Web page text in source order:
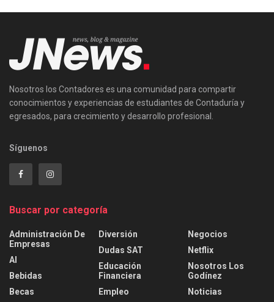
Nosotros los Contadores es una comunidad para compartir
conocimientos y experiencias de estudiantes de Contaduría y
egresados, para crecimiento y desarrollo profesional.
Síguenos
Buscar por categoría
Administración De
Empresas
AI
Bebidas
Becas
Diversión
Dudas SAT
Educación
Financiera
Empleo
Negocios
Netflix
Nosotros Los
Godínez
Noticias